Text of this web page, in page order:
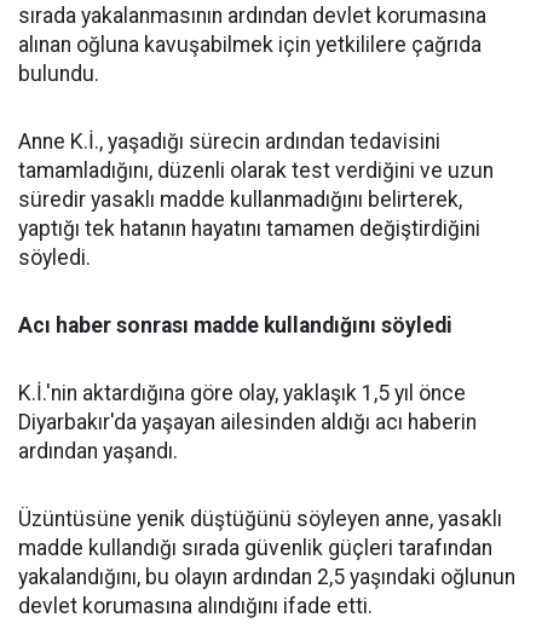
sırada yakalanmasının ardından devlet korumasına
alınan oğluna kavuşabilmek için yetkililere çağrıda
bulundu.
Anne K.İ., yaşadığı sürecin ardından tedavisini
tamamladığını, düzenli olarak test verdiğini ve uzun
süredir yasaklı madde kullanmadığını belirterek,
yaptığı tek hatanın hayatını tamamen değiştirdiğini
söyledi.
Acı haber sonrası madde kullandığını söyledi
K.İ.'nin aktardığına göre olay, yaklaşık 1,5 yıl önce
Diyarbakır'da yaşayan ailesinden aldığı acı haberin
ardından yaşandı.
Üzüntüsüne yenik düştüğünü söyleyen anne, yasaklı
madde kullandığı sırada güvenlik güçleri tarafından
yakalandığını, bu olayın ardından 2,5 yaşındaki oğlunun
devlet korumasına alındığını ifade etti.